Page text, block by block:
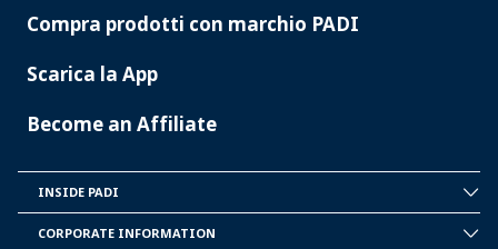
Compra prodotti con marchio PADI
Scarica la App
Become an Affiliate
PADI
INSIDE PADI
CORPORATE INFORMATION